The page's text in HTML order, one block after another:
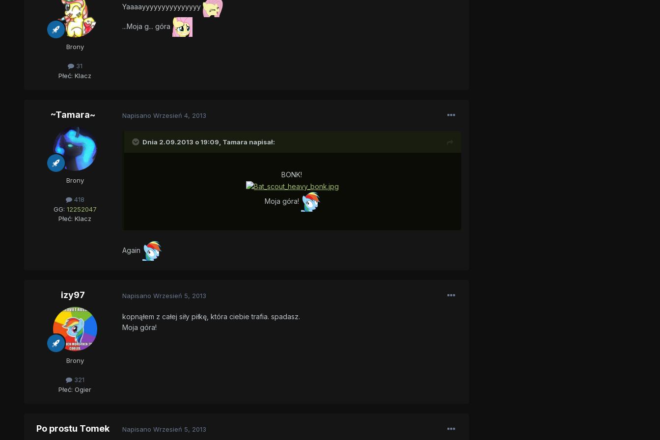
Brony
31
Płeć: Klacz
Yaaaayyyyyyyyyyyyyyy
...Moja g... góra
~Tamara~
Brony
418
GG: 12252047
Płeć: Klacz
Napisano Wrzesień 4, 2013
Dnia 2.09.2013 o 19:09, Tamara napisał:
BONK!
Moja góra!
Again
izy97
Brony
321
Płeć: Ogier
Napisano Wrzesień 5, 2013
kopnąłem z całej siły piłkę, która ciebie trafia. spadasz.
Moja góra!
Po prostu Tomek Napisano Wrzesień 5, 2013